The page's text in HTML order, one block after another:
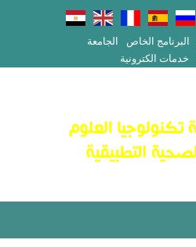
الجامعة البرنامج الخاص
خدمات الكترونية